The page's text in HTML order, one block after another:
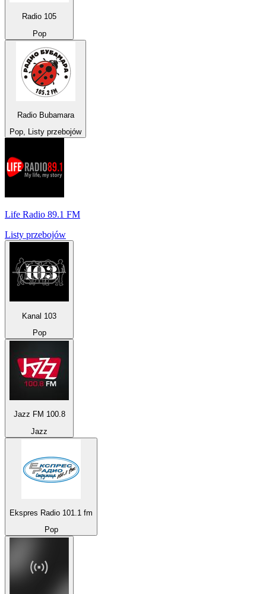
Radio 105
Pop
Radio Bubamara
Pop, Listy przebojów
Life Radio 89.1 FM
Listy przebojów
Kanal 103
Pop
Jazz FM 100.8
Jazz
Ekspres Radio 101.1 fm
Pop